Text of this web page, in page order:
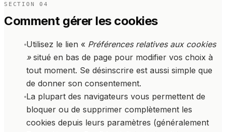
SECTION 04
Comment gérer les cookies
Utilisez le lien « Préférences relatives aux cookies
»situé en bas de page pour modifier vos choix à
tout moment. Se désinscrire est aussi simple que
de donner son consentement.
La plupart des navigateurs vous permettent de
bloquer ou de supprimer complètement les
cookies depuis leurs paramètres (généralement